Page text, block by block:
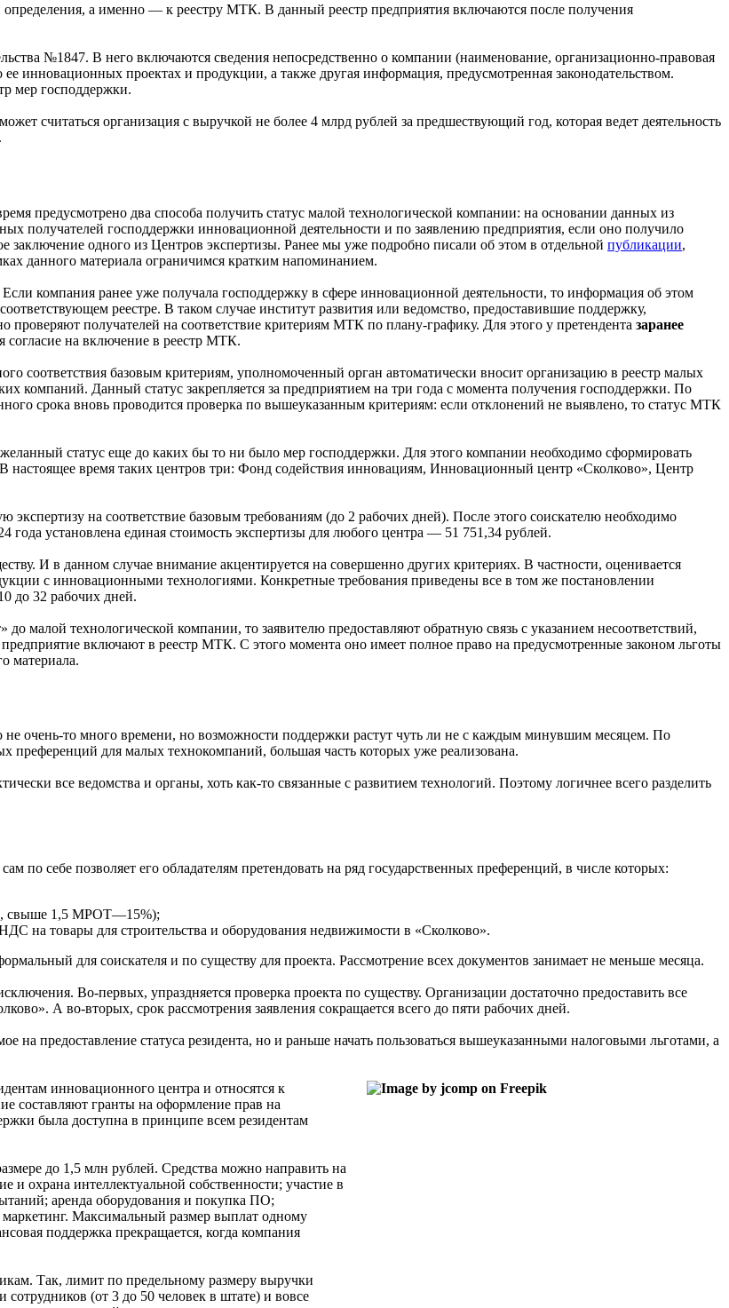
а именно — к реестру МТК. В данный реестр предприятия включаются после получения
№1847. В него включаются сведения непосредственно о компании (наименование, организационно-правовая
проектах и продукции, а также другая информация, предусмотренная законодательством.
мер господдержки.
считаться организация с выручкой не более 4 млрд рублей за предшествующий год, которая ведет деятельность
предусмотрено два способа получить статус малой технологической компании: на основании данных из
получателей господдержки инновационной деятельности и по заявлению предприятия, если оно получило
заключение одного из Центров экспертизы. Ранее мы уже подробно писали об этом в отдельной публикации,
данного материала ограничимся кратким напоминанием.
Если компания ранее уже получала господдержку в сфере инновационной деятельности, то информация об этом
реестре. В таком случае институт развития или ведомство, предоставившие поддержку,
проверяют получателей на соответствие критериям МТК по плану-графику. Для этого у претендента заранее
согласие на включение в реестр МТК.
соответствия базовым критериям, уполномоченный орган автоматически вносит организацию в реестр малых
компаний. Данный статус закрепляется за предприятием на три года с момента получения господдержки. По
срока вновь проводится проверка по вышеуказанным критериям: если отклонений не выявлено, то статус МТК
статус еще до каких бы то ни было мер господдержки. Для этого компании необходимо сформировать
настоящее время таких центров три: Фонд содействия инновациям, Инновационный центр «Сколково», Центр
на соответствие базовым требованиям (до 2 рабочих дней). После этого соискателю необходимо
года установлена единая стоимость экспертизы для любого центра — 51 751,34 рублей.
И в данном случае внимание акцентируется на совершенно других критериях. В частности, оценивается
с инновационными технологиями. Конкретные требования приведены все в том же постановлении
до 32 рабочих дней.
малой технологической компании, то заявителю предоставляют обратную связь с указанием несоответствий,
включают в реестр МТК. С этого момента оно имеет полное право на предусмотренные законом льготы
материала.
очень-то много времени, но возможности поддержки растут чуть ли не с каждым минувшим месяцем. По
для малых технокомпаний, большая часть которых уже реализована.
все ведомства и органы, хоть как-то связанные с развитием технологий. Поэтому логичнее всего разделить
по себе позволяет его обладателям претендовать на ряд государственных преференций, в числе которых:
свыше 1,5 МРОТ—15%);
на товары для строительства и оборудования недвижимости в «Сколково».
для соискателя и по существу для проекта. Рассмотрение всех документов занимает не меньше месяца.
Во-первых, упраздняется проверка проекта по существу. Организации достаточно предоставить все
А во-вторых, срок рассмотрения заявления сокращается всего до пяти рабочих дней.
на предоставление статуса резидента, но и раньше начать пользоваться вышеуказанными налоговыми льготами, а
инновационного центра и относятся к
составляют гранты на оформление прав на
была доступна в принципе всем резидентам
до 1,5 млн рублей. Средства можно направить на
и охрана интеллектуальной собственности; участие в
аренда оборудования и покупка ПО;
Максимальный размер выплат одному
поддержка прекращается, когда компания
Так, лимит по предельному размеру выручки
(от 3 до 50 человек в штате) и вовсе